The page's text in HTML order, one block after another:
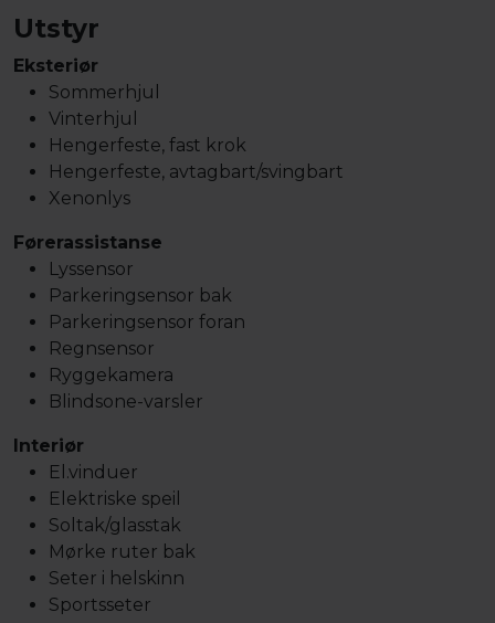
Utstyr
Eksteriør
Sommerhjul
Vinterhjul
Hengerfeste, fast krok
Hengerfeste, avtagbart/svingbart
Xenonlys
Førerassistanse
Lyssensor
Parkeringsensor bak
Parkeringsensor foran
Regnsensor
Ryggekamera
Blindsone-varsler
Interiør
El.vinduer
Elektriske speil
Soltak/glasstak
Mørke ruter bak
Seter i helskinn
Sportsseter